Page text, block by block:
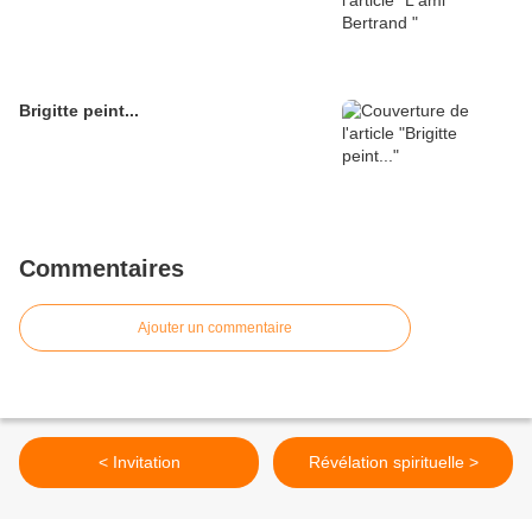
Brigitte peint...
Commentaires
Ajouter un commentaire
< Invitation Révélation spirituelle >